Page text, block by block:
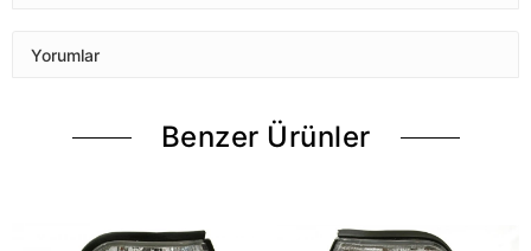
Yorumlar
Benzer Ürünler